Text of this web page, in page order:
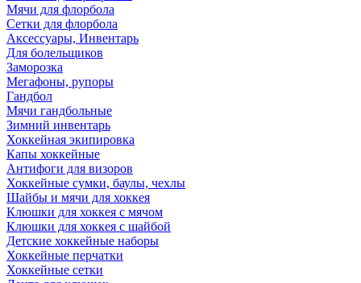
Мячи для флорбола
Сетки для флорбола
Аксессуары, Инвентарь
Для болельщиков
Заморозка
Мегафоны, рупоры
Гандбол
Мячи гандбольные
Зимний инвентарь
Хоккейная экипировка
Капы хоккейные
Антифоги для визоров
Хоккейные сумки, баулы, чехлы
Шайбы и мячи для хоккея
Клюшки для хоккея с мячом
Клюшки для хоккея с шайбой
Детские хоккейные наборы
Хоккейные перчатки
Хоккейные сетки